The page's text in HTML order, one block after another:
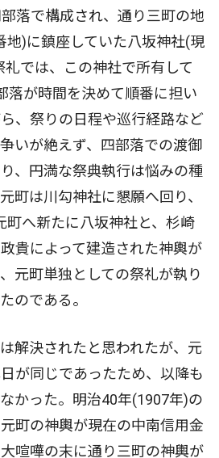
落で構成され、通り三町の地
地)に鎮座していた八坂神社(現
では、この神社で所有して
落が時間を決めて順番に担い
、祭りの日程や巡行経路など
いが絶えず、四部落での渡御
、円満な祭典執行は悩みの種
町は川勾神社に懇願へ回り、
町へ新たに八坂神社と、杉崎
貴によって建造された神輿が
元町単独としての祭礼が執り
のである。
解決されたと思われたが、元
が同じであったため、以降も
かった。明治40年(1907年)の
町の神輿が現在の中南信用金
喧嘩の末に通り三町の神輿が